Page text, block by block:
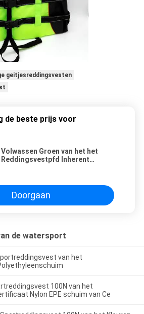
geitjesreddingsvesten
de beste prijs voor
Volwassen Groen van het het
Reddingsvestpfd Inherent
Doorgaan
de watersport
van het
100N van het
Nylon EPE schuim van Ce